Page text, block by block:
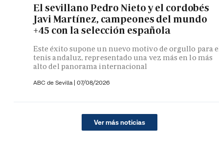
El sevillano Pedro Nieto y el cordobés
Javi Martínez, campeones del mundo
+45 con la selección española
Este éxito supone un nuevo motivo de orgullo para
tenis andaluz, representado una vez más en lo más
alto del panorama internacional
ABC de Sevilla | 07/08/2026
Ver más noticias